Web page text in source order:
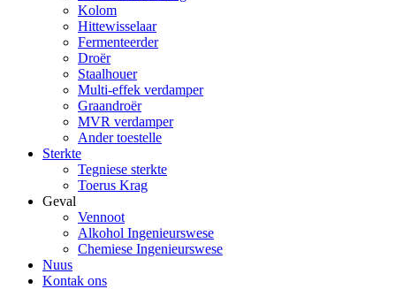
Kolom
Hittewisselaar
Fermenteerder
Droër
Staalhouer
Multi-effek verdamper
Graandroër
MVR verdamper
Ander toestelle
Sterkte
Tegniese sterkte
Toerus Krag
Geval
Vennoot
Alkohol Ingenieurswese
Chemiese Ingenieurswese
Nuus
Kontak ons